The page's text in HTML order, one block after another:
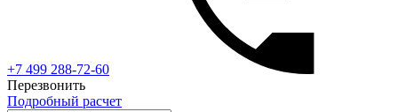
+7 499 288-72-60
Перезвонить
Подробный расчет